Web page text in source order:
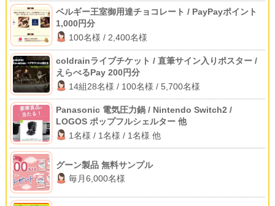
ベルギー王室御用達チョコレート / PayPayポイント
1,000円分
100名様 / 2,400名様
coldrainライブチケット / 直筆サイン入りポスター /
えらべるPay 200円分
14組28名様 / 100名様 / 5,700名様
Panasonic 電気圧力鍋 / Nintendo Switch2 /
LOGOS ポップフルシェルター 他
1名様 / 1名様 / 1名様 他
グーン製品 無料サンプル
毎月6,000名様